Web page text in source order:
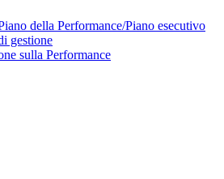
della Performance/Piano esecutivo
gestione
sulla Performance